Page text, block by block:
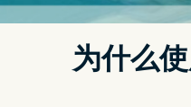
在 YouTube 跟大家
的实物。他觉得
黄，比 iPhone XR 黄